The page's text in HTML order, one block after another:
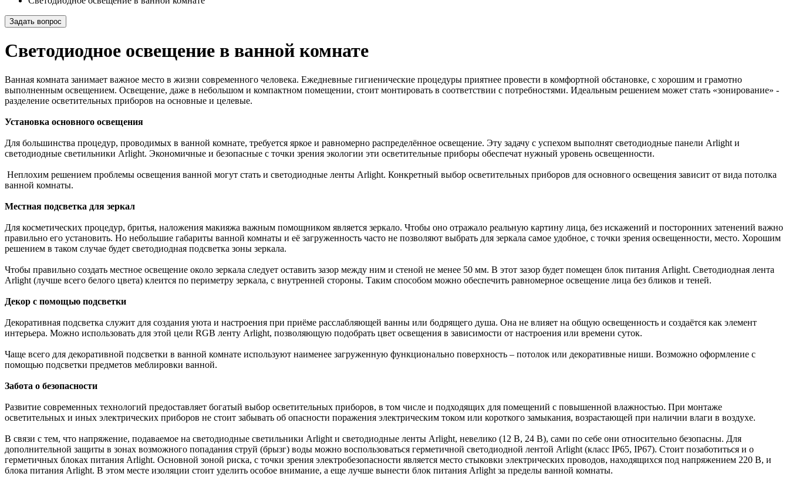
Задать вопрос
Светодиодное освещение в ванной комнате
Ванная комната занимает важное место в жизни современного человека. Ежедневные гигиенические процедуры приятнее провести в комфортной обстановке, с хорошим и грамотно
выполненным освещением. Освещение, даже в небольшом и компактном помещении, стоит монтировать в соответствии с потребностями. Идеальным решением может стать «зонирование» -
разделение осветительных приборов на основные и целевые.
Установка основного освещения
Для большинства процедур, проводимых в ванной комнате, требуется яркое и равномерно распределённое освещение. Эту задачу с успехом выполнят светодиодные панели Arlight и
светодиодные светильники Arlight. Экономичные и безопасные с точки зрения экологии эти осветительные приборы обеспечат нужный уровень освещенности.
Неплохим решением проблемы освещения ванной могут стать и светодиодные ленты Arlight. Конкретный выбор осветительных приборов для основного освещения зависит от вида потолка
ванной комнаты.
Местная подсветка для зеркал
Для косметических процедур, бритья, наложения макияжа важным помощником является зеркало. Чтобы оно отражало реальную картину лица, без искажений и посторонних затенений важно
правильно его установить. Но небольшие габариты ванной комнаты и её загруженность часто не позволяют выбрать для зеркала самое удобное, с точки зрения освещенности, место. Хорошим
решением в таком случае будет светодиодная подсветка зоны зеркала.
Чтобы правильно создать местное освещение около зеркала следует оставить зазор между ним и стеной не менее 50 мм. В этот зазор будет помещен блок питания Arlight. Светодиодная лента
Arlight (лучше всего белого цвета) клеится по периметру зеркала, с внутренней стороны. Таким способом можно обеспечить равномерное освещение лица без бликов и теней.
Декор с помощью подсветки
Декоративная подсветка служит для создания уюта и настроения при приёме расслабляющей ванны или бодрящего душа. Она не влияет на общую освещенность и создаётся как элемент
интерьера. Можно использовать для этой цели RGB ленту Arlight, позволяющую подобрать цвет освещения в зависимости от настроения или времени суток.
Чаще всего для декоративной подсветки в ванной комнате используют наименее загруженную функционально поверхность – потолок или декоративные ниши. Возможно оформление с
помощью подсветки предметов меблировки ванной.
Забота о безопасности
Развитие современных технологий предоставляет богатый выбор осветительных приборов, в том числе и подходящих для помещений с повышенной влажностью. При монтаже
осветительных и иных электрических приборов не стоит забывать об опасности поражения электрическим током или короткого замыкания, возрастающей при наличии влаги в воздухе.
В связи с тем, что напряжение, подаваемое на светодиодные светильники Arlight и светодиодные ленты Arlight, невелико (12 В, 24 В), сами по себе они относительно безопасны. Для
дополнительной защиты в зонах возможного попадания струй (брызг) воды можно воспользоваться герметичной светодиодной лентой Arlight (класс IP65, IP67). Стоит позаботиться и о
герметичных блоках питания Arlight. Основной зоной риска, с точки зрения электробезопасности является место стыковки электрических проводов, находящихся под напряжением 220 В, и
блока питания Arlight. В этом месте изоляции стоит уделить особое внимание, а еще лучше вынести блок питания Arlight за пределы ванной комнаты.